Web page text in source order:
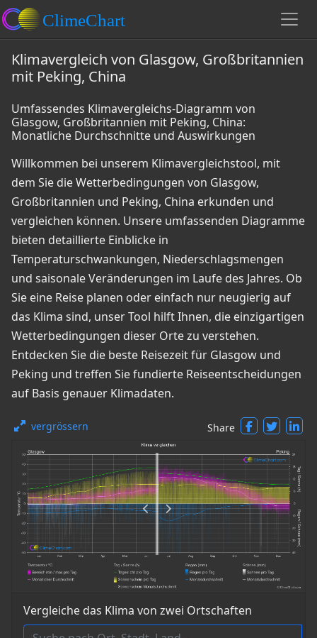
Klimavergleich von Glasgow, Großbritannien
mit Peking, China
Umfassendes Klimavergleichs-Diagramm von
Glasgow, Großbritannien mit Peking, China:
Monatliche Durchschnitte und Auswirkungen
Willkommen bei unserem Klimavergleichstool, mit
dem Sie die Wetterbedingungen von Glasgow,
Großbritannien und Peking, China erkunden und
vergleichen können. Unsere umfassenden Diagramme
bieten detaillierte Einblicke in
Temperaturschwankungen, Niederschlagsmengen
und saisonale Veränderungen im Laufe des Jahres. Ob
Sie eine Reise planen oder einfach nur neugierig auf
das Klima sind, unser Tool hilft Ihnen, die einzigartigen
Wetterbedingungen dieser Orte zu verstehen.
Entdecken Sie die beste Reisezeit für Glasgow und
Peking und treffen Sie fundierte Reiseentscheidungen
auf Basis genauer Klimadaten.
vergrössern Share
Vergleiche das Klima von zwei Ortschaften